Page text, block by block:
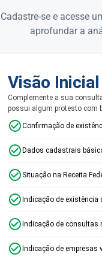
Cadastre-se e acesse
aprofundar a
Visão Inicial
Complemente a sua
possui algum protesto com
Confirmação de
Dados cadastrais
Situação na Receita
Indicação de existência
Indicação de consultas
Indicação de empresas